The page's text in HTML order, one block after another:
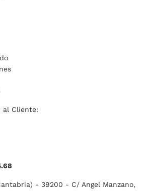
al Cliente:
- 39200 - C/ Angel Manzano,